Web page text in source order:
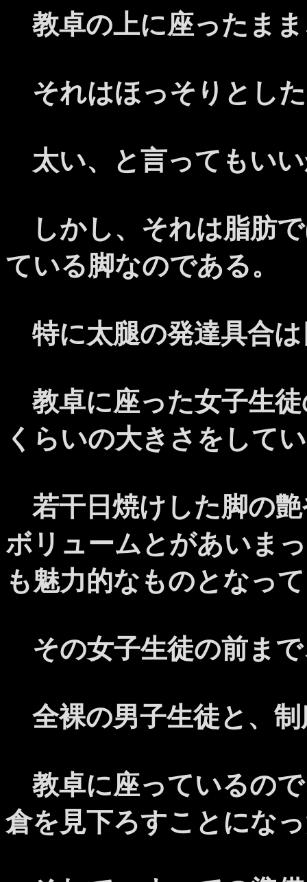
教卓の上に座ったま
それはほっそりとし
太い、と言ってもい
しかし、それは脂肪
ている脚なのである。
特に太腿の発達具合
教卓に座った女子生徒
くらいの大きさをして
若干日焼けした脚の
ボリュームとがあいま
も魅力的なものとなっ
その女子生徒の前ま
全裸の男子生徒と、制
教卓に座っているの
倉を見下ろすことにな